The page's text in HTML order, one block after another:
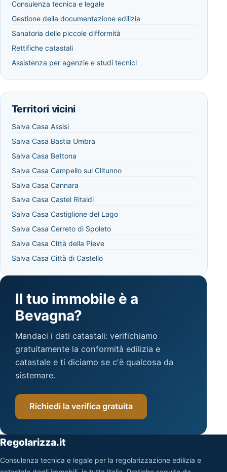
Consulenza tecnica e legale
Gestione della documentazione edilizia
Sanatoria delle piccole difformità
Rettifiche catastali
Assistenza per agenzie e studi tecnici
Territori vicini
Salva Casa Assisi
Salva Casa Bastia Umbra
Salva Casa Bettona
Salva Casa Campello sul Clitunno
Salva Casa Cannara
Salva Casa Castel Ritaldi
Salva Casa Castiglione del Lago
Salva Casa Cerreto di Spoleto
Salva Casa Città della Pieve
Salva Casa Città di Castello
Il tuo immobile è a
Bevagna?
Mandaci i dati catastali: verifichiamo
gratuitamente la conformità edilizia e
catastale e ti diciamo se c'è qualcosa da
sistemare.
Richiedi la verifica gratuita
Regolarizza.it
Consulenza tecnica e legale per la regolarizzazione edilizia e